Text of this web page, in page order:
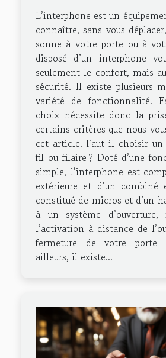
L’interphone est un
connaître, sans vous
sonne à votre porte ou à
disposé d’un interphone
seulement le confort, mais
sécurité. Il existe plusieurs
variété de fonctionnalité.
choix nécessite donc la
certains critères que nous
cet article. Faut-il choisir un
fil ou filaire ? Doté d’une
simple, l’interphone est
extérieure et d’un combiné
constitué de micros et d’un
à un système
l’activation à distance de
fermeture de votre porte
ailleurs, il existe...